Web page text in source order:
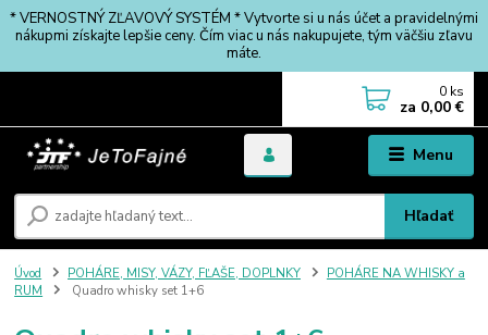
* VERNOSTNÝ ZĽAVOVÝ SYSTÉM * Vytvorte si u nás účet a pravidelnými
nákupmi získajte lepšie ceny. Čím viac u nás nakupujete, tým väčšiu zľavu
máte.
Menu
Hľadať
0 ks
za 0,00 €
Úvod POHÁRE, MISY, VÁZY, FĽAŠE, DOPLNKY
POHÁRE NA WHISKY a
RUM
Quadro whisky set 1+6